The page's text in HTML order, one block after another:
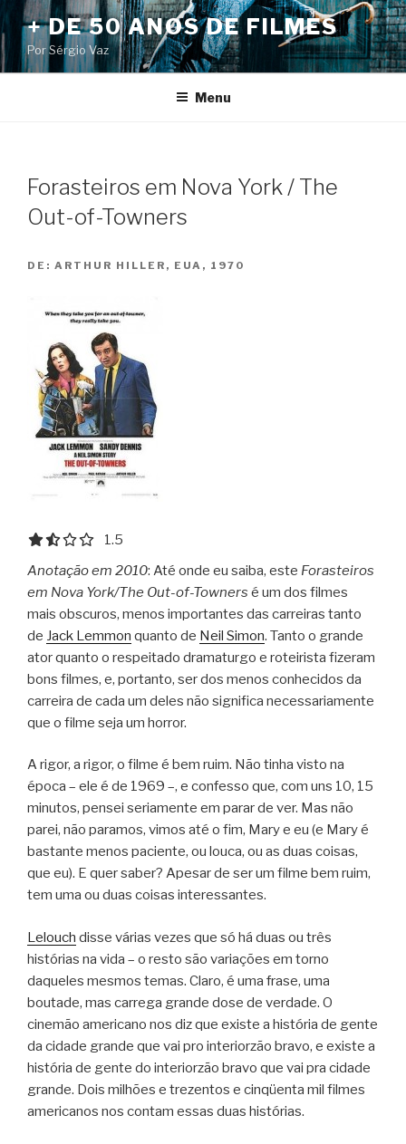
Pular
para
o
conteúdo
+ DE 50 ANOS DE FILMES
Por Sérgio Vaz
Menu
Forasteiros em Nova York / The
Out-of-Towners
DE: ARTHUR HILLER, EUA, 1970
1.5 out of 5.0 stars
1.5
Anotação em 2010: Até onde eu saiba, este Forasteiros
em Nova York/The Out-of-Towners é um dos filmes
mais obscuros, menos importantes das carreiras tanto
de Jack Lemmon quanto de Neil Simon. Tanto o grande
ator quanto o respeitado dramaturgo e roteirista fizeram
bons filmes, e, portanto, ser dos menos conhecidos da
carreira de cada um deles não significa necessariamente
que o filme seja um horror.
A rigor, a rigor, o filme é bem ruim. Não tinha visto na
época – ele é de 1969 –, e confesso que, com uns 10, 15
minutos, pensei seriamente em parar de ver. Mas não
parei, não paramos, vimos até o fim, Mary e eu (e Mary é
bastante menos paciente, ou louca, ou as duas coisas,
que eu). E quer saber? Apesar de ser um filme bem ruim,
tem uma ou duas coisas interessantes.
Lelouch disse várias vezes que só há duas ou três
histórias na vida – o resto são variações em torno
daqueles mesmos temas. Claro, é uma frase, uma
boutade, mas carrega grande dose de verdade. O
cinemão americano nos diz que existe a história de gente
da cidade grande que vai pro interiorzão bravo, e existe a
história de gente do interiorzão bravo que vai pra cidade
grande. Dois milhões e trezentos e cinqüenta mil filmes
americanos nos contam essas duas histórias.